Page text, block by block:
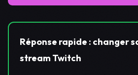
Réponse rapide : changer
stream Twitch